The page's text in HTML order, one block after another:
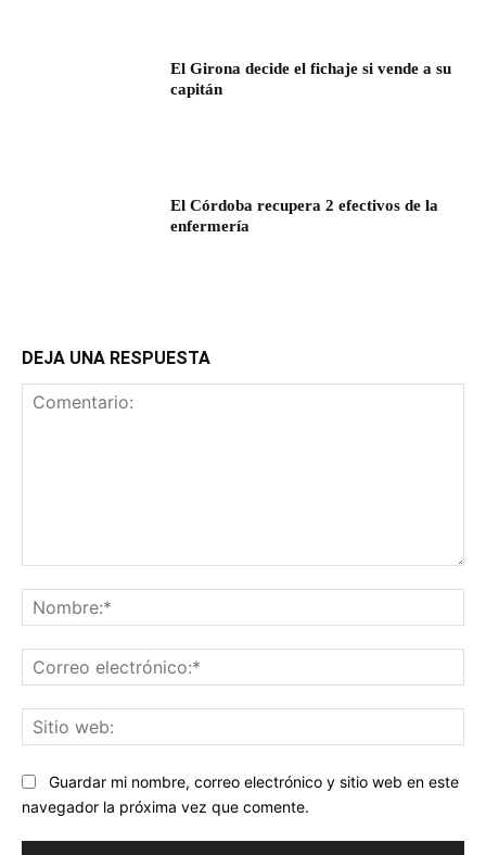
El Girona decide el fichaje si vende a su
capitán
El Córdoba recupera 2 efectivos de la
enfermería
DEJA UNA RESPUESTA
Guardar mi nombre, correo electrónico y sitio web en este
navegador la próxima vez que comente.